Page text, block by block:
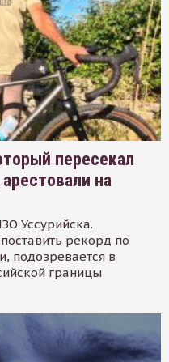
пересекал
на
Уссурийска.
рекорд по
подозревается в
границы